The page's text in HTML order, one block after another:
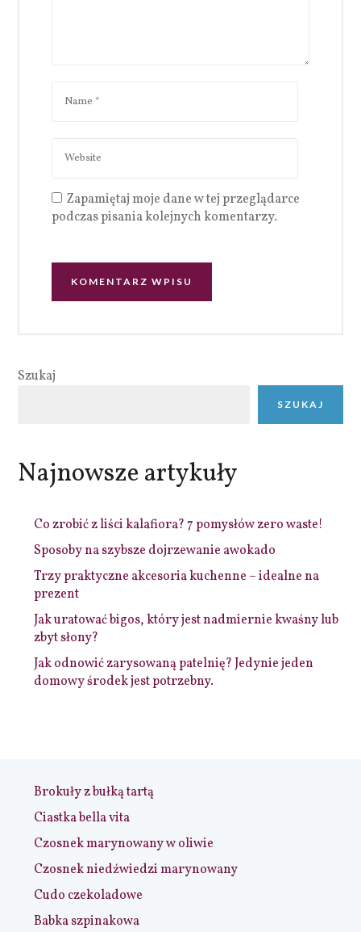
Zapamiętaj moje dane w tej przeglądarce
podczas pisania kolejnych komentarzy.
Szukaj
SZUKAJ
Najnowsze artykuły
Co zrobić z liści kalafiora? 7 pomysłów zero waste!
Sposoby na szybsze dojrzewanie awokado
Trzy praktyczne akcesoria kuchenne – idealne na
prezent
Jak uratować bigos, który jest nadmiernie kwaśny lub
zbyt słony?
Jak odnowić zarysowaną patelnię? Jedynie jeden
domowy środek jest potrzebny.
Brokuły z bułką tartą
Ciastka bella vita
Czosnek marynowany w oliwie
Czosnek niedźwiedzi marynowany
Cudo czekoladowe
Babka szpinakowa